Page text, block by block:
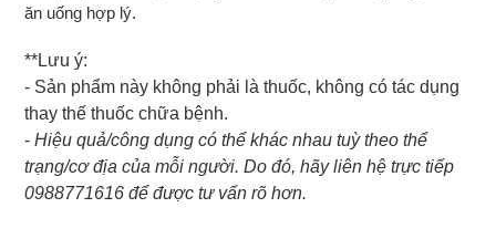
ăn uống hợp lý.
**Lưu ý:
- Sản phẩm này không phải là thuốc, không có tác dụng
thay thế thuốc chữa bệnh.
- Hiệu quả/công dụng có thể khác nhau tuỳ theo thể
trạng/cơ địa của mỗi người. Do đó, hãy liên hệ trực tiếp
0988771616 để được tư vấn rõ hơn.